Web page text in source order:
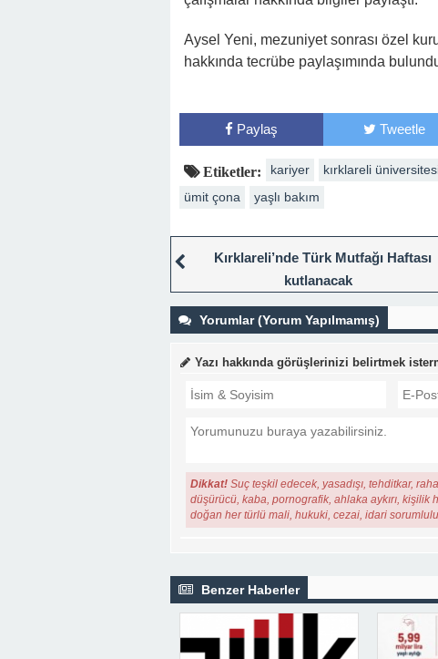
Aysel Yeni, mezuniyet sonrası özel
hakkında tecrübe paylaşımında
Paylaş Tweetle
Etiketler: kariyer kırklareli
ümit çona
yaşlı bakım
Kırklareli’nde Türk Mutfağı Haftası
kutlanacak
Yorumlar (Yorum Yapılmamış)
Yazı hakkında görüşlerinizi belirtmek
Dikkat! Suç teşkil edecek, yasadışı, tehditkar,
düşürücü, kaba, pornografik, ahlaka aykırı,
doğan her türlü mali, hukuki, cezai, idari
Benzer Haberler